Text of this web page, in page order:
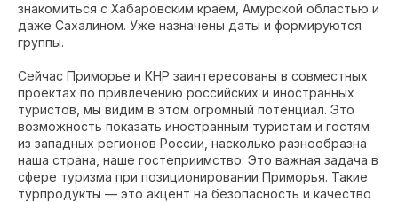
знакомиться с Хабаровским краем, Амурской областью и
даже Сахалином. Уже назначены даты и формируются
группы.
Сейчас Приморье и КНР заинтересованы в совместных
проектах по привлечению российских и иностранных
туристов, мы видим в этом огромный потенциал. Это
возможность показать иностранным туристам и гостям
из западных регионов России, насколько разнообразна
наша страна, наше гостеприимство. Это важная задача в
сфере туризма при позиционировании Приморья. Такие
турпродукты — это акцент на безопасность и качество